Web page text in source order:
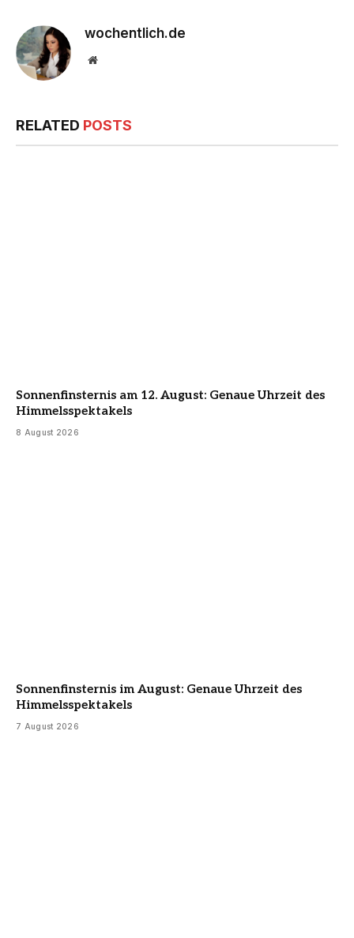
wochentlich.de
Website
RELATED POSTS
Sonnenfinsternis am 12. August: Genaue Uhrzeit des
Himmelsspektakels
8 August 2026
Sonnenfinsternis im August: Genaue Uhrzeit des
Himmelsspektakels
7 August 2026